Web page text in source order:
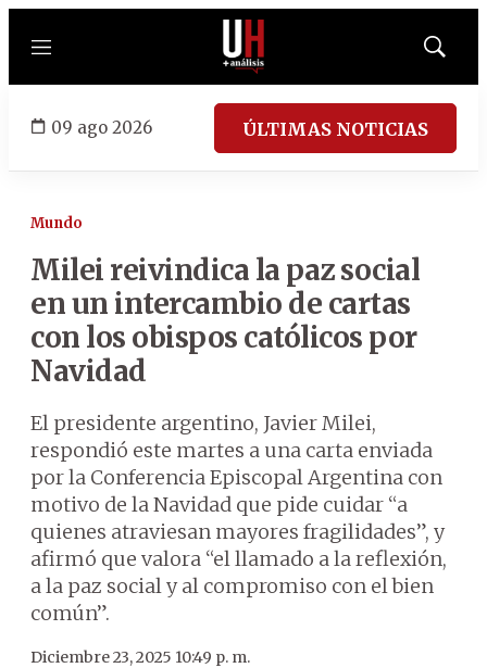
Menú
Mostrar
09 ago 2026 ÚLTIMAS NOTICIAS
Mundo
Milei reivindica la paz social
en un intercambio de cartas
con los obispos católicos por
Navidad
El presidente argentino, Javier Milei,
respondió este martes a una carta enviada
por la Conferencia Episcopal Argentina con
motivo de la Navidad que pide cuidar “a
quienes atraviesan mayores fragilidades”, y
afirmó que valora “el llamado a la reflexión,
a la paz social y al compromiso con el bien
común”.
Diciembre 23, 2025 10:49 p. m.